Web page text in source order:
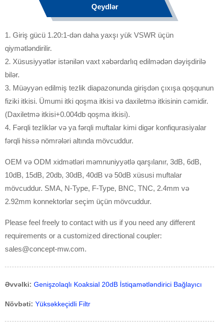
Qeydlər
1. Giriş gücü 1.20:1-dən daha yaxşı yük VSWR üçün
qiymətləndirilir.
2. Xüsusiyyətlər istənilən vaxt xəbərdarlıq edilmədən dəyişdirilə
bilər.
3. Müəyyən edilmiş tezlik diapazonunda girişdən çıxışa qoşqunun
fiziki itkisi. Ümumi itki qoşma itkisi və daxiletmə itkisinin cəmidir.
(Daxiletmə itkisi+0.004db qoşma itkisi).
4. Fərqli tezliklər və ya fərqli muftalar kimi digər konfiqurasiyalar
fərqli hissə nömrələri altında mövcuddur.
OEM və ODM xidmətləri məmnuniyyətlə qarşılanır, 3dB, 6dB,
10dB, 15dB, 20db, 30dB, 40dB və 50dB xüsusi muftalar
mövcuddur. SMA, N-Type, F-Type, BNC, TNC, 2.4mm və
2.92mm konnektorlar seçim üçün mövcuddur.
Please feel freely to contact with us if you need any different
requirements or a customized directional coupler:
sales@concept-mw.com.
Əvvəlki: Genişzolaqlı Koaksial 20dB İstiqamətləndirici Bağlayıcı
Növbəti: Yüksəkkeçidli Filtr